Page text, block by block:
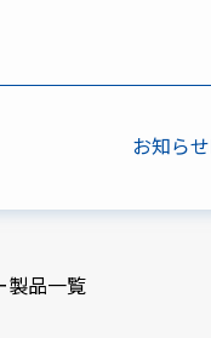
お知らせ
製品一覧